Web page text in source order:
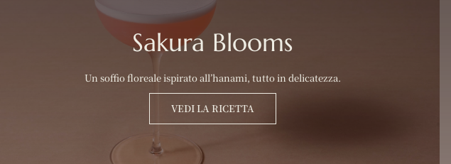
Sakura Blooms
Un soffio floreale ispirato all’hanami, tutto in delicatezza.
VEDI LA RICETTA